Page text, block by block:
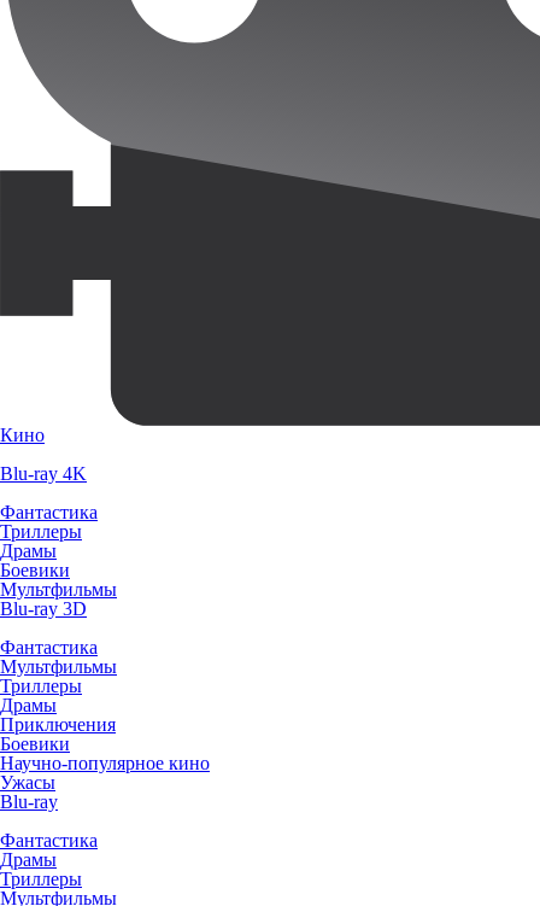
Кино
Blu-ray 4K
Фантастика
Триллеры
Драмы
Боевики
Мультфильмы
Blu-ray 3D
Фантастика
Мультфильмы
Триллеры
Драмы
Приключения
Боевики
Научно-популярное кино
Ужасы
Blu-ray
Фантастика
Драмы
Триллеры
Мультфильмы